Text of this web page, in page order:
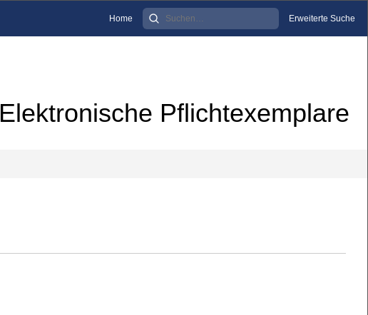
Home Erweiterte Suche
Elektronische Pflichtexemplare